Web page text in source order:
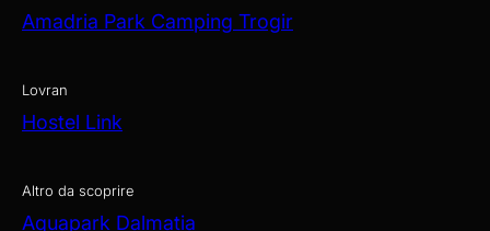
Amadria Park Camping Trogir
Lovran
Hostel Link
Altro da scoprire
Aquapark Dalmatia